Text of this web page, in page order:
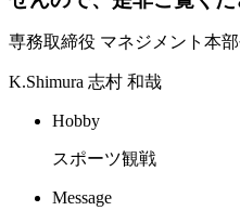
専務取締役 マネジメント本
K.Shimura 志村 和哉
Hobby
スポーツ観戦
Message